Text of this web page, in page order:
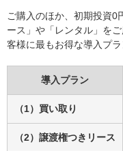
ご購入のほか、初期投資0
ース」や「レンタル」を
客様に最もお得な導入プラ
導入プラン
（1）買い取り
（2）譲渡権つきリース